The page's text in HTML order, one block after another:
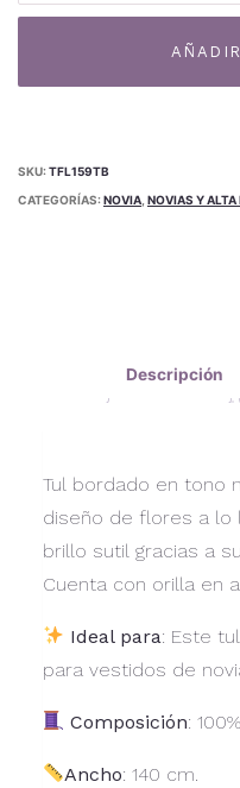
TB-
SKU:TFL159TB
CATEGORÍAS:NOVIA NOVIAS Y ALTA
Descripción
Tul bordado en tono
diseño de flores a lo
brillo sutil gracias a
Cuenta con orilla en
Ideal para: Este
para vestidos de
Composición:
Ancho: 140 cm.